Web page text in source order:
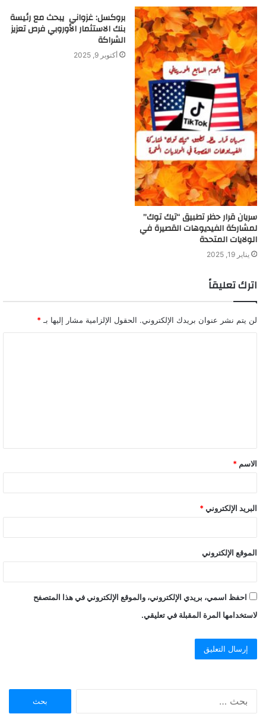
سريان قرار حظر تطبيق “تيك توك”
لمشاركة الفيديوهات القصيرة في
الولايات المتحدة
يناير 19, 2025
بروكسل: غزواني يبحث مع رئيسة
بنك الاستثمار الأوروبي فرص تعزيز
الشراكة
أكتوبر 9, 2025
اترك تعليقاً
لن يتم نشر عنوان بريدك الإلكتروني. الحقول الإلزامية مشار إليها بـ *
ق
*
الاسم *
البريد الإلكتروني *
الموقع الإلكتروني
احفظ اسمي، بريدي الإلكتروني، والموقع الإلكتروني في هذا المتصفح
لاستخدامها المرة المقبلة في تعليقي.